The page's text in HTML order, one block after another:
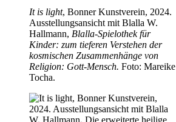
It is light, Bonner Kunstverein, 2024.
Ausstellungsansicht mit Blalla W.
Hallmann, Blalla-Spielothek für
Kinder: zum tieferen Verstehen der
kosmischen Zusammenhänge von
Religion: Gott-Mensch. Foto: Mareike
Tocha.